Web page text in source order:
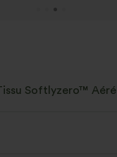
Softlyzero™ Aéré